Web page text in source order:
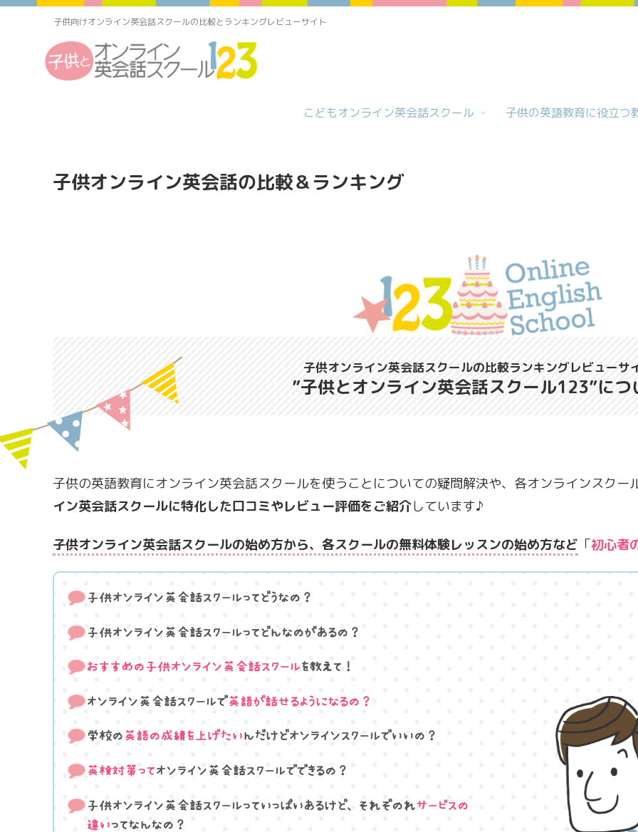
子供向けオンライン英会話スクールの比較とランキングレビューサイト
こどもオンライン英会話スクール 子供の英語教育に役立つ
子供オンライン英会話の比較＆ランキング
子供オンライン英会話スクールの比較ランキングレビューサ
”子供とオンライン英会話スクール123”につ
子供の英語教育にオンライン英会話スクールを使うことについての疑問解決や、各オンラインスクー
イン英会話スクールに特化した口コミやレビュー評価をご紹介しています♪
子供オンライン英会話スクールの始め方から、各スクールの無料体験レッスンの始め方など 「初心者
子供オンライン英会話スクールってどうなの？
子供オンライン英会話スクールってどんなのがあるの？
おすすめの子供オンライン英会話スクールを教えて！
オンライン英会話スクールで英語が話せるようになるの？
学校の 英語の成績を上げたいんだけどオンラインスクールでいいの？
英検対策ってオンライン英会話スクールでできるの？
子供オンライン英会話スクールっていっぱいあるけど、それぞのれサービスの
違いってなんなの？